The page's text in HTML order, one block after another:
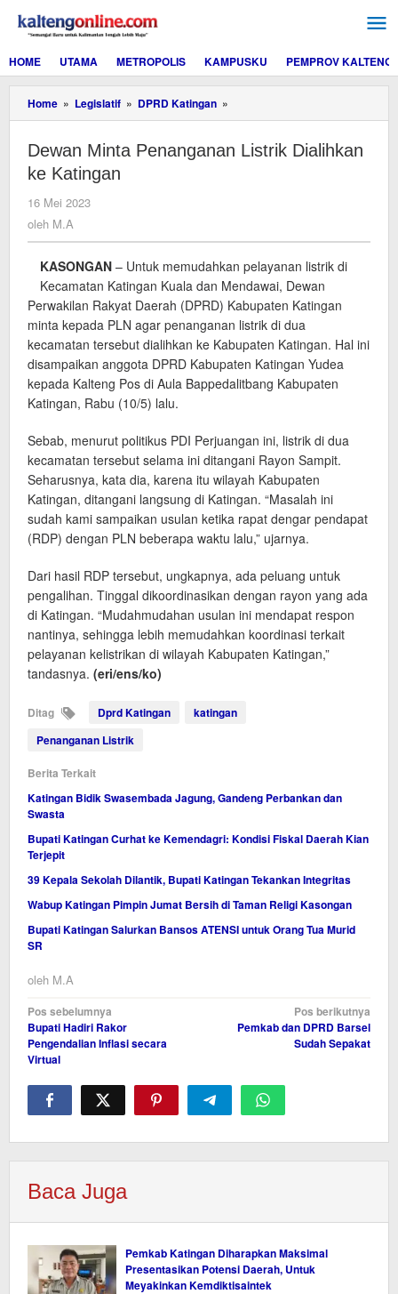
konten
HOME
UTAMA METROPOLIS KAMPUSKU PEMPROV KALTENG
Home » Legislatif » DPRD Katingan »
Minta
Listrik
Dewan Minta Penanganan Listrik Dialihkan
ke Katingan
16 Mei 2023
oleh M.A
KASONGAN – Untuk memudahkan pelayanan listrik di
Kecamatan Katingan Kuala dan Mendawai, Dewan
Perwakilan Rakyat Daerah (DPRD) Kabupaten Katingan
minta kepada PLN agar penanganan listrik di dua
kecamatan tersebut dialihkan ke Kabupaten Katingan. Hal ini
disampaikan anggota DPRD Kabupaten Katingan Yudea
kepada Kalteng Pos di Aula Bappedalitbang Kabupaten
Katingan, Rabu (10/5) lalu.
Sebab, menurut politikus PDI Perjuangan ini, listrik di dua
kecamatan tersebut selama ini ditangani Rayon Sampit.
Seharusnya, kata dia, karena itu wilayah Kabupaten
Katingan, ditangani langsung di Katingan. “Masalah ini
sudah kami sampaikan usulan ketika rapat dengar pendapat
(RDP) dengan PLN beberapa waktu lalu,” ujarnya.
Dari hasil RDP tersebut, ungkapnya, ada peluang untuk
pengalihan. Tinggal dikoordinasikan dengan rayon yang ada
di Katingan. “Mudahmudahan usulan ini mendapat respon
nantinya, sehingga lebih memudahkan koordinasi terkait
pelayanan kelistrikan di wilayah Kabupaten Katingan,”
tandasnya. (eri/ens/ko)
Ditag Dprd Katingan
katingan
Penanganan Listrik
Berita Terkait
Katingan Bidik Swasembada Jagung, Gandeng Perbankan dan
Swasta
Bupati Katingan Curhat ke Kemendagri: Kondisi Fiskal Daerah Kian
Terjepit
39 Kepala Sekolah Dilantik, Bupati Katingan Tekankan Integritas
Wabup Katingan Pimpin Jumat Bersih di Taman Religi Kasongan
Bupati Katingan Salurkan Bansos ATENSI untuk Orang Tua Murid
SR
oleh M.A
Navigasi
pos
Pos sebelumnya
Bupati Hadiri Rakor
Pengendalian Inflasi secara
Virtual
Pos berikutnya
Pemkab dan DPRD Barsel
Sudah Sepakat
Baca Juga
Pemkab Katingan Diharapkan Maksimal
Presentasikan Potensi Daerah, Untuk
Meyakinkan Kemdiktisaintek